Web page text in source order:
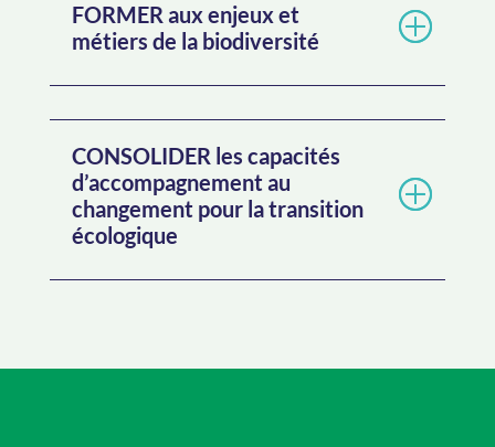
FORMER aux enjeux et
métiers de la biodiversité
CONSOLIDER les capacités
d’accompagnement au
changement pour la transition
écologique